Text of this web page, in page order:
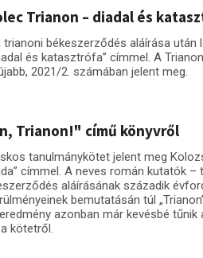
Trianon – diadal és
trianoni békeszerződés aláírása
és katasztrófa” címmel. A
2021/2. számában jelent meg.
Trianon!" című könyvről
tanulmánykötet jelent meg
címmel. A neves román kutatók
aláírásának századik
bemutatásán túl
azonban már kevésbé
kötetről.